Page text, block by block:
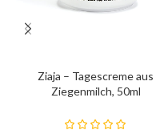
Ziaja – Tagescreme aus
Ziegenmilch, 50ml